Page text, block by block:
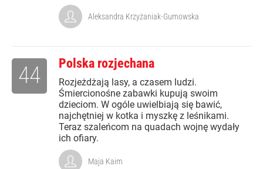
Aleksandra Krzyżaniak-Gumowska
Polska rozjechana
Rozjeżdżają lasy, a czasem ludzi.
Śmiercionośne zabawki kupują swoim
dzieciom. W ogóle uwielbiają się bawić,
najchętniej w kotka i myszkę z leśnikami.
Teraz szaleńcom na quadach wojnę wydały
ich ofiary.
44
Maja Kaim